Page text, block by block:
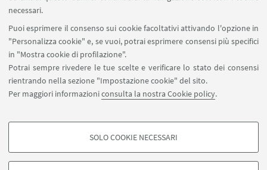
necessari.
Puoi esprimere il consenso sui cookie facoltativi attivando l'opzione in
"Personalizza cookie" e, se vuoi, potrai esprimere consensi più specifici
in "Mostra cookie di profilazione".
Potrai sempre rivedere le tue scelte e verificare lo stato dei consensi
rientrando nella sezione "Impostazione cookie" del sito.
Per maggiori informazioniconsulta la nostra Cookie policy.
COOKIE DI PROFILAZIONE - FACOLTATIVI
SOLO COOKIE NECESSARI
Rievocazione storica.
«
12
elementi
12
elementi
1 2 3 4 5
...